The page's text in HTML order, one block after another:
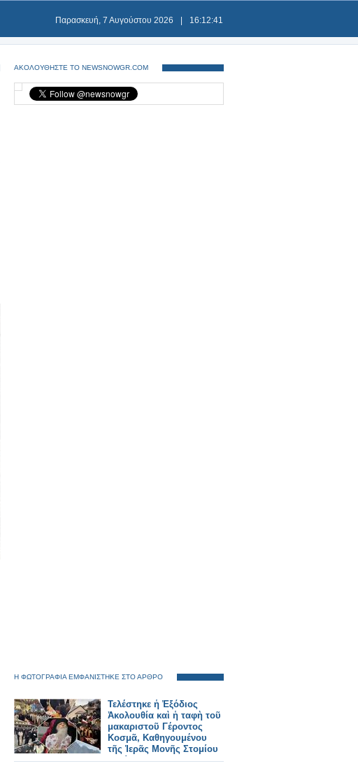
Παρασκευή, 7 Αυγούστου 2026 16:12:42
ΑΚΟΛΟΥΘΗΣΤΕ ΤΟ NEWSNOWGR.COM
Η ΦΩΤΟΓΡΑΦΙΑ ΕΜΦΑΝΙΣΤΗΚΕ ΣΤΟ ΑΡΘΡΟ
Τελέστηκε ἡ Ἐξόδιος
Ἀκολουθία καὶ ἡ ταφὴ τοῦ
μακαριστοῦ Γέροντος
Κοσμᾶ, Καθηγουμένου
τῆς Ἱερᾶς Μονῆς Στομίου
Κονίτσης